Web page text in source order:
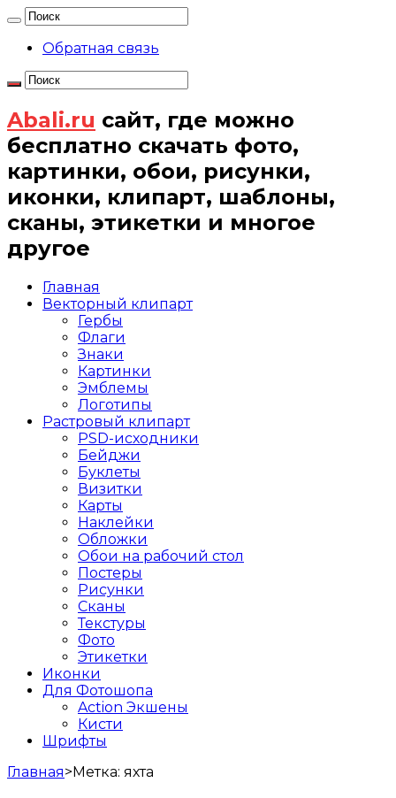
Обратная связь
Abali.ru сайт, где можно
бесплатно скачать фото,
картинки, обои, рисунки,
иконки, клипарт, шаблоны,
сканы, этикетки и многое
другое
Главная
Векторный клипарт
Гербы
Флаги
Знаки
Картинки
Эмблемы
Логотипы
Растровый клипарт
PSD-исходники
Бейджи
Буклеты
Визитки
Карты
Наклейки
Обложки
Обои на рабочий стол
Постеры
Рисунки
Сканы
Текстуры
Фото
Этикетки
Иконки
Для Фотошопа
Action Экшены
Кисти
Шрифты
Главная>Метка: яхта